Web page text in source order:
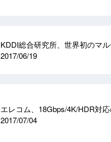
KDDI総合研究所、世界初のマ
2017/06/19
エレコム、18Gbps/4K/HDR対
2017/07/04